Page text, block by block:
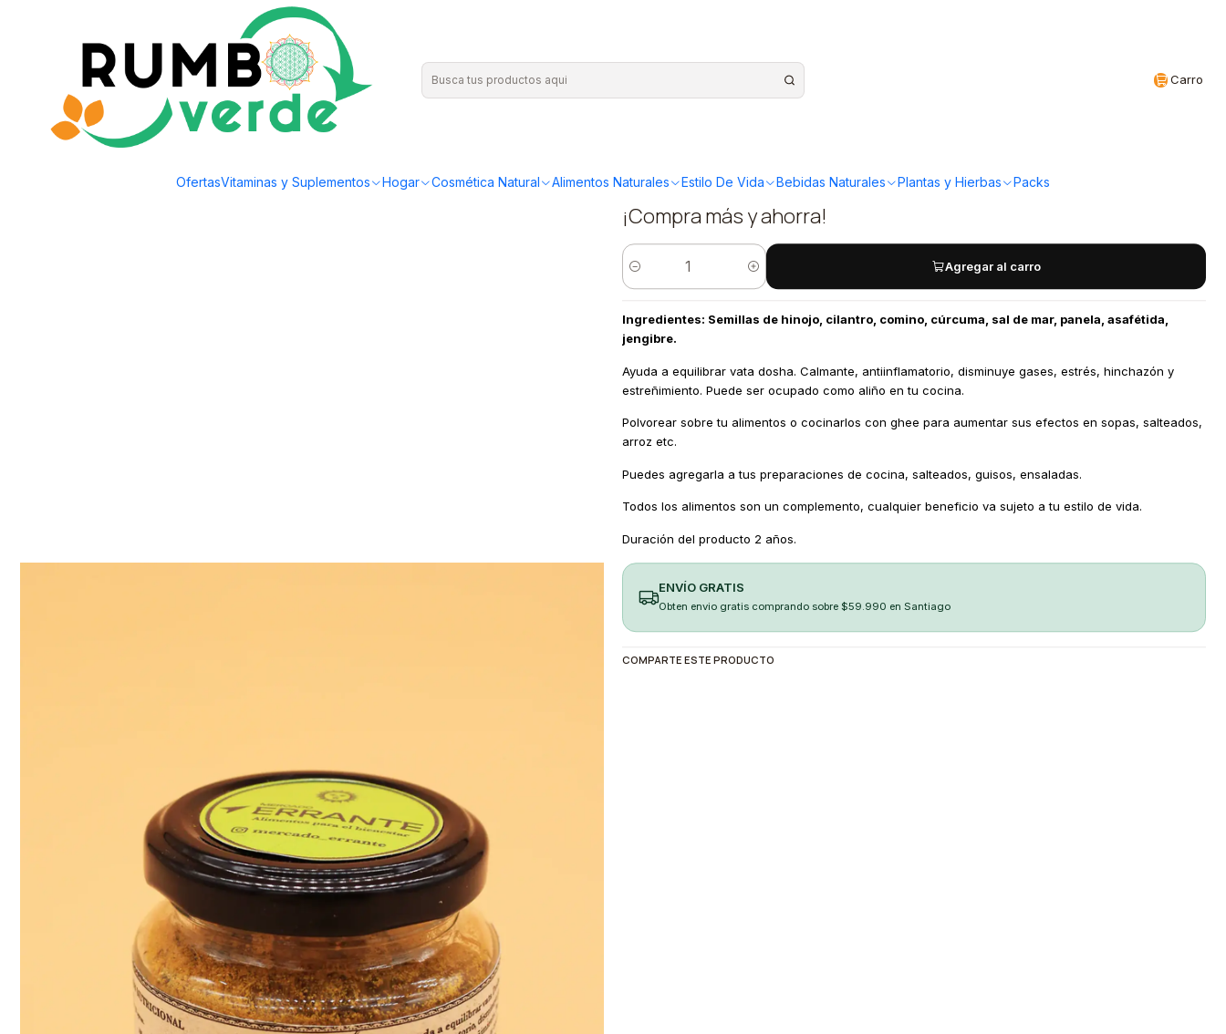
Carro
OfertasVitaminas y Suplementos Hogar Cosmética Natural Alimentos Naturales Estilo De Vida Bebidas Naturales Plantas y Hierbas Packs
Envío gratis por compras sobre los 59.990 en la provincia de Santiago
Alimentos Naturales Superalimentos en Polvo Mercado Errante - Aliño Vata 70grs
70grs
¡Compra más y ahorra!
Cantidad
Agregar al carro
Ingredientes: Semillas de hinojo, cilantro, comino, cúrcuma, sal de mar, panela, asafétida,
jengibre.
Ayuda a equilibrar vata dosha. Calmante, antiinflamatorio, disminuye gases, estrés, hinchazón y
estreñimiento. Puede ser ocupado como aliño en tu cocina.
Polvorear sobre tu alimentos o cocinarlos con ghee para aumentar sus efectos en sopas, salteados,
arroz etc.
Puedes agregarla a tus preparaciones de cocina, salteados, guisos, ensaladas.
Todos los alimentos son un complemento, cualquier beneficio va sujeto a tu estilo de vida.
Duración del producto 2 años.
ENVÍO GRATIS
Obten envio gratis comprando sobre $59.990 en Santiago
COMPARTE ESTE PRODUCTO